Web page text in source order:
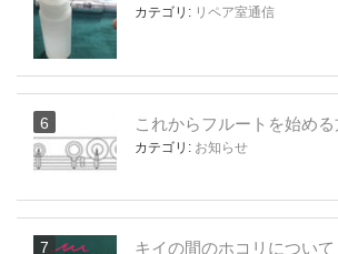
カテゴリ: リペア室通信
これからフルートを始め
カテゴリ: お知らせ
キイの間のホコリについて